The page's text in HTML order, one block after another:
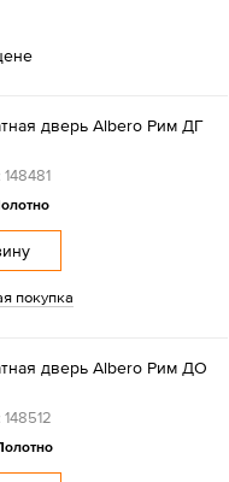
дверь Albero Рим ДГ
покупка
дверь Albero Рим ДО